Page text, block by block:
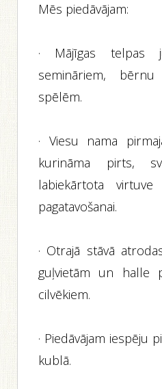
Mēs piedāvājam:
· Mājīgas telpas
semināriem,
spēlēm.
· Viesu nama
kurināma pirts,
labiekārtota
pagatavošanai.
· Otrajā stāvā
guļvietām un halle
cilvēkiem.
· Piedāvājam iespēju
kublā.